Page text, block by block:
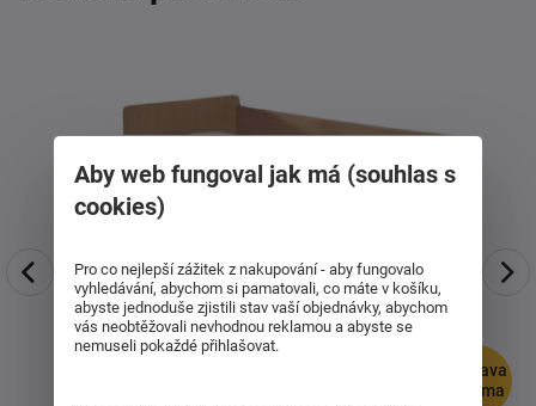
doprava
zdarma
Aby web fungoval jak má (souhlas s
cookies)
Pro co nejlepší zážitek z nakupování - aby fungovalo
vyhledávání, abychom si pamatovali, co máte v košíku,
abyste jednoduše zjistili stav vaší objednávky, abychom
vás neobtěžovali nevhodnou reklamou a abyste se
nemuseli pokaždé přihlašovat.